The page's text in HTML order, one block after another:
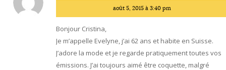
août 5, 2015 à 3:40 pm
Bonjour Cristina,
Je m’appelle Evelyne, j’ai 62 ans et habite en Suisse.
J’adore la mode et je regarde pratiquement toutes vos
émissions. J’ai toujours aimé être coquette, malgré